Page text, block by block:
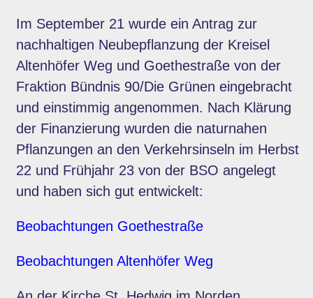
Im September 21 wurde ein Antrag zur
nachhaltigen Neubepflanzung der Kreisel
Altenhöfer Weg und Goethestraße von der
Fraktion Bündnis 90/Die Grünen eingebracht
und einstimmig angenommen. Nach Klärung
der Finanzierung wurden die naturnahen
Pflanzungen an den Verkehrsinseln im Herbst
22 und Frühjahr 23 von der BSO angelegt
und haben sich gut entwickelt:
Beobachtungen Goethestraße
Beobachtungen Altenhöfer Weg